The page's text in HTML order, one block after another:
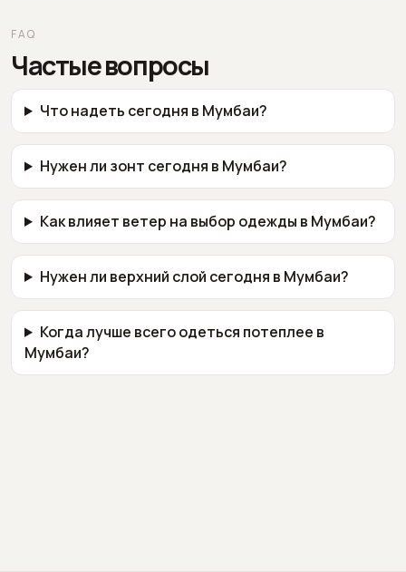
FAQ
Частые вопросы
Что надеть сегодня в Мумбаи?
Нужен ли зонт сегодня в Мумбаи?
Как влияет ветер на выбор одежды в Мумбаи?
Нужен ли верхний слой сегодня в Мумбаи?
Когда лучше всего одеться потеплее в
Мумбаи?